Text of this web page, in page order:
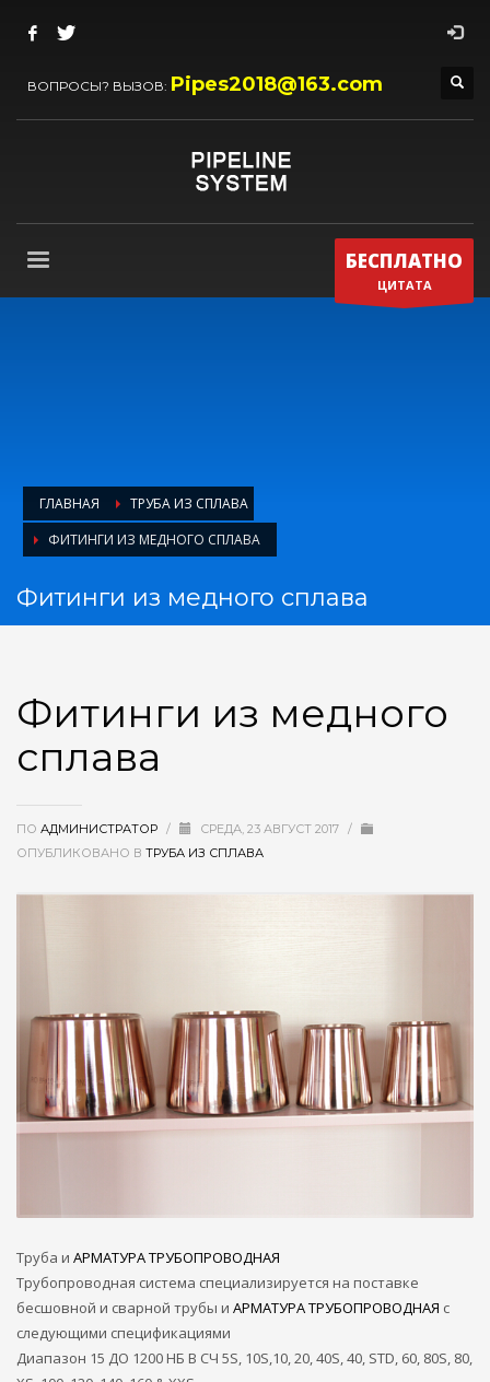
ВОПРОСЫ? ВЫЗОВ: Pipes2018@163.com
БЕСПЛАТНО
ЦИТАТА
ГЛАВНАЯ
ТРУБА ИЗ СПЛАВА
ФИТИНГИ ИЗ МЕДНОГО СПЛАВА
Фитинги из медного сплава
Фитинги из медного
сплава
ПО АДМИНИСТРАТОР / СРЕДА, 23 АВГУСТ 2017 /
ОПУБЛИКОВАНО В ТРУБА ИЗ СПЛАВА
Труба и АРМАТУРА ТРУБОПРОВОДНАЯ
Трубопроводная система специализируется на поставке
бесшовной и сварной трубы и АРМАТУРА ТРУБОПРОВОДНАЯ с
следующими спецификациями
Диапазон 15 ДО 1200 НБ В СЧ 5S, 10S,10, 20, 40S, 40, STD, 60, 80S, 80,